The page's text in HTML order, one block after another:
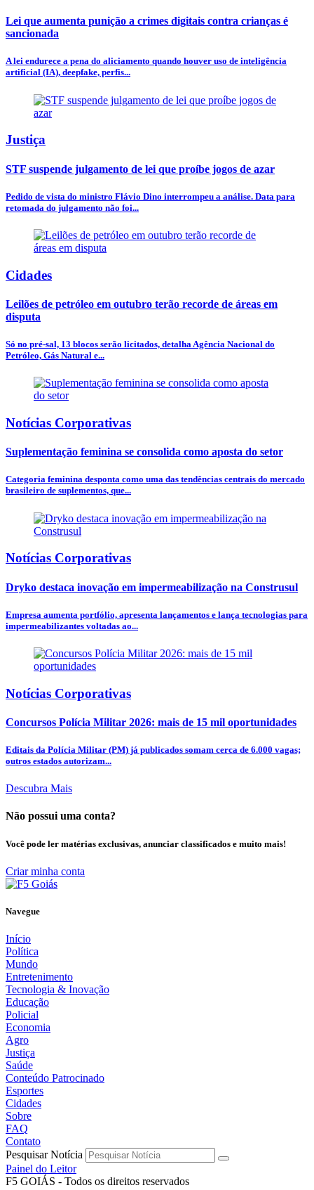
Lei que aumenta punição a crimes digitais contra crianças é
sancionada
A lei endurece a pena do aliciamento quando houver uso de inteligência
artificial (IA), deepfake, perfis...
Justiça
STF suspende julgamento de lei que proíbe jogos de azar
Pedido de vista do ministro Flávio Dino interrompeu a análise. Data para
retomada do julgamento não foi...
Cidades
Leilões de petróleo em outubro terão recorde de áreas em
disputa
Só no pré-sal, 13 blocos serão licitados, detalha Agência Nacional do
Petróleo, Gás Natural e...
Notícias Corporativas
Suplementação feminina se consolida como aposta do setor
Categoria feminina desponta como uma das tendências centrais do mercado
brasileiro de suplementos, que...
Notícias Corporativas
Dryko destaca inovação em impermeabilização na Construsul
Empresa aumenta portfólio, apresenta lançamentos e lança tecnologias para
impermeabilizantes voltadas ao...
Notícias Corporativas
Concursos Polícia Militar 2026: mais de 15 mil oportunidades
Editais da Polícia Militar (PM) já publicados somam cerca de 6.000 vagas;
outros estados autorizam...
Descubra Mais
Não possui uma conta?
Você pode ler matérias exclusivas, anunciar classificados e muito mais!
Criar minha conta
Navegue
Início
Política
Mundo
Entretenimento
Tecnologia & Inovação
Educação
Policial
Economia
Agro
Justiça
Saúde
Conteúdo Patrocinado
Esportes
Cidades
Sobre
FAQ
Contato
Pesquisar Notícia
Painel do Leitor
F5 GOIÁS - Todos os direitos reservados